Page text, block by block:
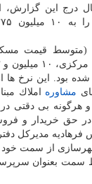
درج این گزارش،
بود. این نرخ
مشاوره املاك
هرگونه بی دقتی
در حق خریدار و
فرهادیه مدیركل
از سمت خود
سمت بعنوان